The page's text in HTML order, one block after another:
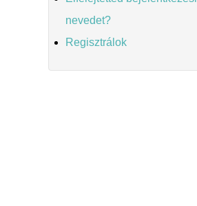
nevedet?
Regisztrálok